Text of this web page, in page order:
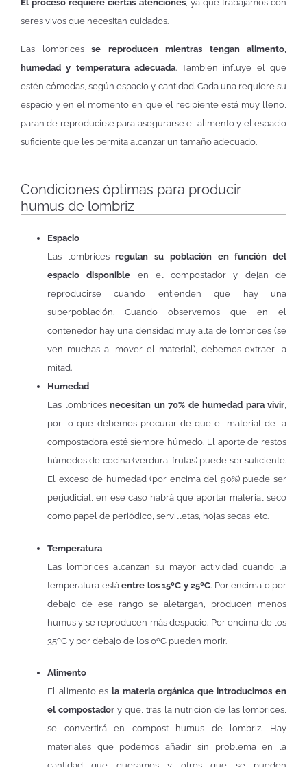
El proceso requiere ciertas atenciones, ya que trabajamos con
seres vivos que necesitan cuidados.
Las lombrices se reproducen mientras tengan alimento,
humedad y temperatura adecuada. También influye el que
estén cómodas, según espacio y cantidad. Cada una requiere su
espacio y en el momento en que el recipiente está muy lleno,
paran de reproducirse para asegurarse el alimento y el espacio
suficiente que les permita alcanzar un tamaño adecuado.
Condiciones óptimas para producir
humus de lombriz
Espacio
Las lombricesregulan su población en función del
espacio disponible en el compostador y dejan de
reproducirse cuando entienden que hay una
superpoblación. Cuando observemos que en el
contenedor hay una densidad muy alta de lombrices (se
ven muchas al mover el material), debemos extraer la
mitad.
Humedad
Las lombrices necesitan un 70% de humedad para vivir,
por lo que debemos procurar de que el material de la
compostadora esté siempre húmedo. El aporte de restos
húmedos de cocina (verdura, frutas) puede ser suficiente.
El exceso de humedad (por encima del 90%) puede ser
perjudicial, en ese caso habrá que aportar material seco
como papel de periódico, servilletas, hojas secas, etc.
Temperatura
Las lombrices alcanzan su mayor actividad cuando la
temperatura está entre los 15ºC y 25ºC. Por encima o por
debajo de ese rango se aletargan, producen menos
humus y se reproducen más despacio. Por encima de los
35ºC y por debajo de los 0ºC pueden morir.
Alimento
El alimento es la materia orgánica que introducimos en
el compostadory que, tras la nutrición de las lombrices,
se convertirá en compost humus de lombriz. Hay
materiales que podemos añadir sin problema en la